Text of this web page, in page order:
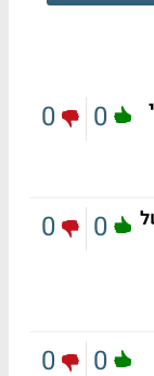
0
0
0
0
0
0